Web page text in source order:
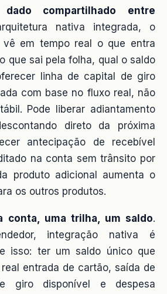
dado compartilhado entre
nativa integrada, o
em tempo real o que entra
que sai pela folha, qual o saldo
linha de capital de giro
com base no fluxo real, não
Pode liberar adiantamento
direto da próxima
antecipação de recebível
na conta sem trânsito por
produto adicional aumenta o
os outros produtos.
conta, uma trilha, um saldo.
integração nativa é
isso: ter um saldo único que
entrada de cartão, saída de
giro disponível e despesa